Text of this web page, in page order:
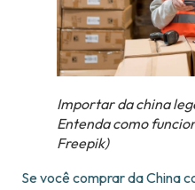
Importar da china
Entenda como
Freepik)
Se você comprar da China